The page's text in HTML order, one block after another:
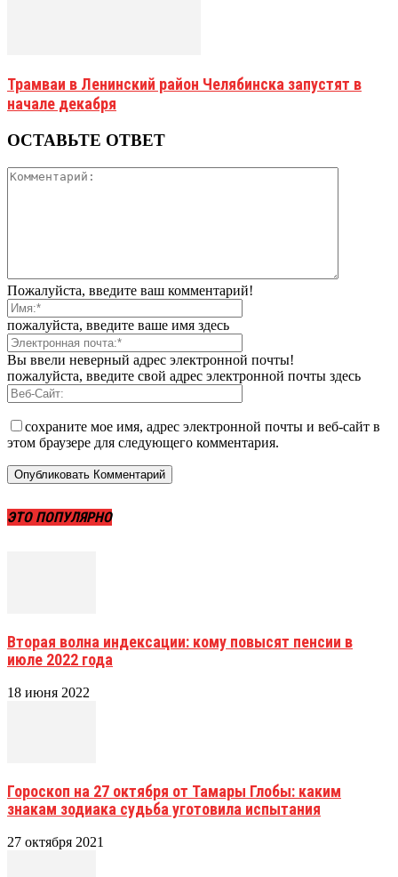
Трамваи в Ленинский район Челябинска запустят в
начале декабря
ОСТАВЬТЕ ОТВЕТ
Пожалуйста, введите ваш комментарий!
пожалуйста, введите ваше имя здесь
Вы ввели неверный адрес электронной почты!
пожалуйста, введите свой адрес электронной почты здесь
сохраните мое имя, адрес электронной почты и веб-сайт в
этом браузере для следующего комментария.
ЭТО ПОПУЛЯРНО
Вторая волна индексации: кому повысят пенсии в
июле 2022 года
18 июня 2022
Гороскоп на 27 октября от Тамары Глобы: каким
знакам зодиака судьба уготовила испытания
27 октября 2021